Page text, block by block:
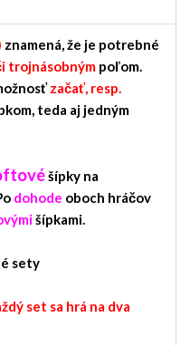
znamená, že je potrebné
trojnásobným poľom.
začať, resp.
teda aj jedným
šípky na
dohode oboch hráčov
šípkami.
sety
set sa hrá na dva